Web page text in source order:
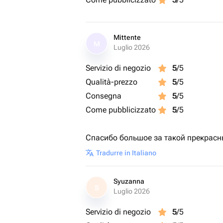
Mittente
Luglio 2026
Servizio di negozio 5/5
Qualità-prezzo
5/5
Consegna
5/5
Come pubblicizzato
5/5
Спасибо большое за такой
Tradurre in Italiano
S
Syuzanna
Luglio 2026
Servizio di negozio 5/5